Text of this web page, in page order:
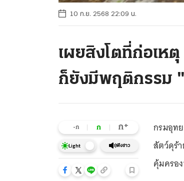
10 ก.ย. 2568 22:09 น.
เผยสิงโตที่ก่อเห
ก็ยังมีพฤติกรรม
-ก ก ก+
Light ฟังข่าว
กรมอุท
สัตว์ดุร้
คุ้มครอ